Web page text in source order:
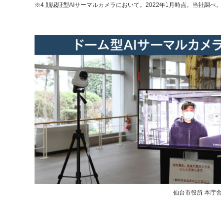
※4 顔認証型AIサーマルカメラにおいて。2022年1月時点。当社調べ
仙台市役所 本庁